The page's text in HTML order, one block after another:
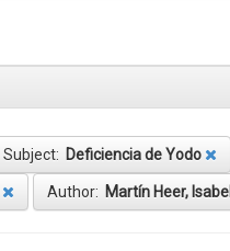
Subject: Deficiencia de Yodo
Author: Martín Heer, Isabel